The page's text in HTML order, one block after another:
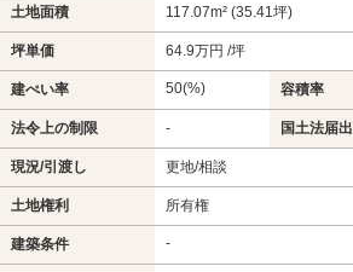
土地面積 117.07m² (35.41坪)
坪単価 64.9万円 /坪
建ぺい率 50(%) 容積率
法令上の制限 - 国土法届出
現況/引渡し 更地/相談
土地権利 所有権
建築条件 -